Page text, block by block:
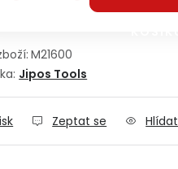
M21600
Jipos Tools
Zeptat se Hlídat